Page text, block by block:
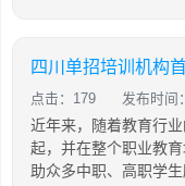
点击：179 发布时间
近年来，随着教育行
起，并在整个职业教
助众多中职、高职学生